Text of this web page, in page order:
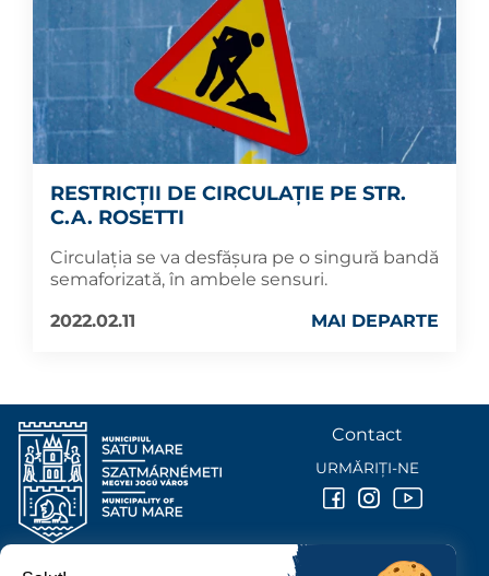
RESTRICȚII DE CIRCULAȚIE PE STR.
C.A. ROSETTI
Circulația se va desfășura pe o singură bandă
semaforizată, în ambele sensuri.
2022.02.11
MAI DEPARTE
Contact
URMĂRIȚI-NE